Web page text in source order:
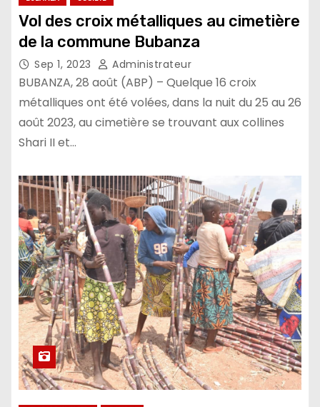
Vol des croix métalliques au cimetière
de la commune Bubanza
Sep 1, 2023 Administrateur
BUBANZA, 28 août (ABP) – Quelque 16 croix
métalliques ont été volées, dans la nuit du 25 au 26
août 2023, au cimetière se trouvant aux collines
Shari II et…